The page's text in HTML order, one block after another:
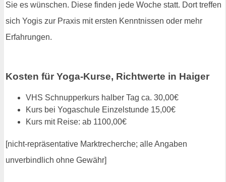
Sie es wünschen. Diese finden jede Woche statt. Dort treffen
sich Yogis zur Praxis mit ersten Kenntnissen oder mehr
Erfahrungen.
Kosten für Yoga-Kurse, Richtwerte in Haiger
VHS Schnupperkurs halber Tag ca. 30,00€
Kurs bei Yogaschule Einzelstunde 15,00€
Kurs mit Reise: ab 1100,00€
[nicht-repräsentative Marktrecherche; alle Angaben
unverbindlich ohne Gewähr]